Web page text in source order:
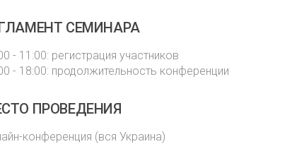
СЕМИНАРА
- 11:00: регистрация участников
- 18:00: продолжительность конференции
ПРОВЕДЕНИЯ
конференция (вся Украина)